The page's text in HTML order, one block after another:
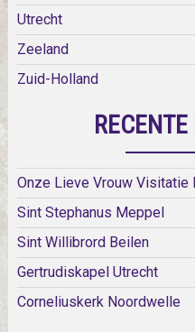
Utrecht
Zeeland
Zuid-Holland
Onze Lieve Vrouw Visitatie
Sint Stephanus Meppel
Sint Willibrord Beilen
Gertrudiskapel Utrecht
Corneliuskerk Noordwelle